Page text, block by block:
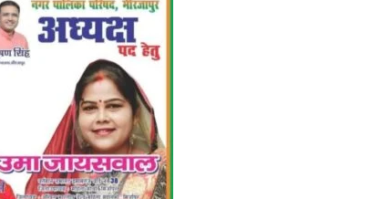
News
Paper